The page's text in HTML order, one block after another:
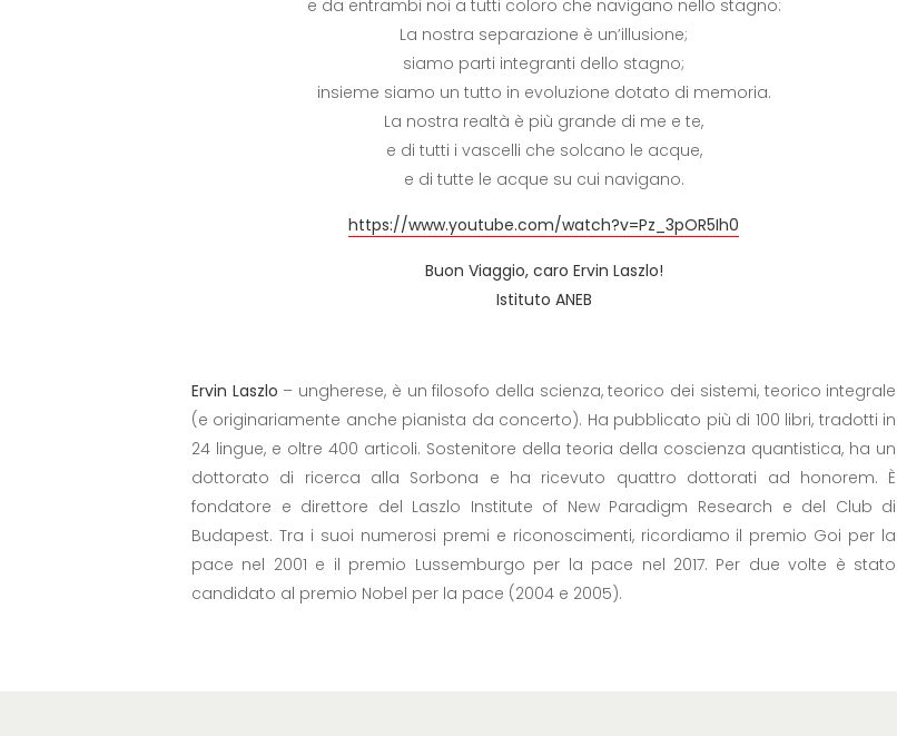
e da entrambi noi a tutti coloro che navigano nello stagno:
La nostra separazione è un’illusione;
siamo parti integranti dello stagno;
insieme siamo un tutto in evoluzione dotato di memoria.
La nostra realtà è più grande di me e te,
e di tutti i vascelli che solcano le acque,
e di tutte le acque su cui navigano.
https://www.youtube.com/watch?v=Pz_3pOR5Ih0
Buon Viaggio, caro Ervin Laszlo!
Istituto ANEB
Ervin Laszlo – ungherese, è un filosofo della scienza, teorico dei sistemi, teorico integrale
(e originariamente anche pianista da concerto). Ha pubblicato più di 100 libri, tradotti in
24 lingue, e oltre 400 articoli. Sostenitore della teoria della coscienza quantistica, ha un
dottorato di ricerca alla Sorbona e ha ricevuto quattro dottorati ad honorem. È
fondatore e direttore del Laszlo Institute of New Paradigm Research e del Club di
Budapest. Tra i suoi numerosi premi e riconoscimenti, ricordiamo il premio Goi per la
pace nel 2001 e il premio Lussemburgo per la pace nel 2017. Per due volte è stato
candidato al premio Nobel per la pace (2004 e 2005).